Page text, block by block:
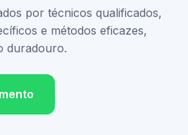
por técnicos qualificados,
e métodos eficazes,
duradouro.